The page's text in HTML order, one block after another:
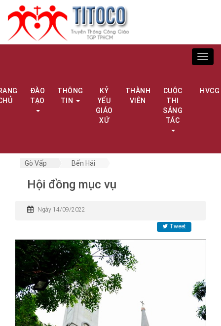
ĐÀO
TẠO
THÔNG
TIN
KỶ
YẾU
GIÁO
XỨ
THÀNH
VIÊN
CUỘC
THI
SÁNG
TÁC
HVCG
Gò Vấp Bến Hải
Hội đồng mục vụ
Ngày 14/09/2022
Tweet